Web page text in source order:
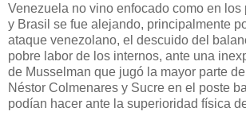
Venezuela no vino enfocado como en los
y Brasil se fue alejando, principalmente
ataque venezolano, el descuido del
pobre labor de los internos, ante una
de Musselman que jugó la mayor parte
Néstor Colmenares y Sucre en el poste
podían hacer ante la superioridad física